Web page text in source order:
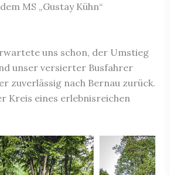
MS „Gustay Kühn“
uns schon, der Umstieg
unser versierter Busfahrer
zuverlässig nach Bernau zurück.
Kreis eines erlebnisreichen